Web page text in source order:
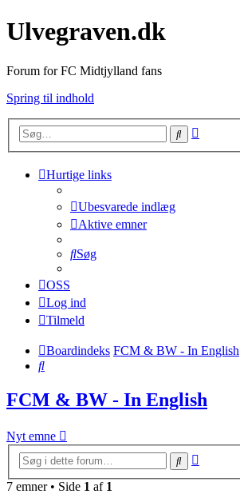
Ulvegraven.dk
Forum for FC Midtjylland fans
Spring til indhold
Søg
Hurtige links
Ubesvarede indlæg
Aktive emner
Søg
OSS
Log ind
Tilmeld
Boardindeks FCM & BW - In English
Søg
FCM & BW - In English
Nyt emne
Søg
7 emner • Side 1 af 1